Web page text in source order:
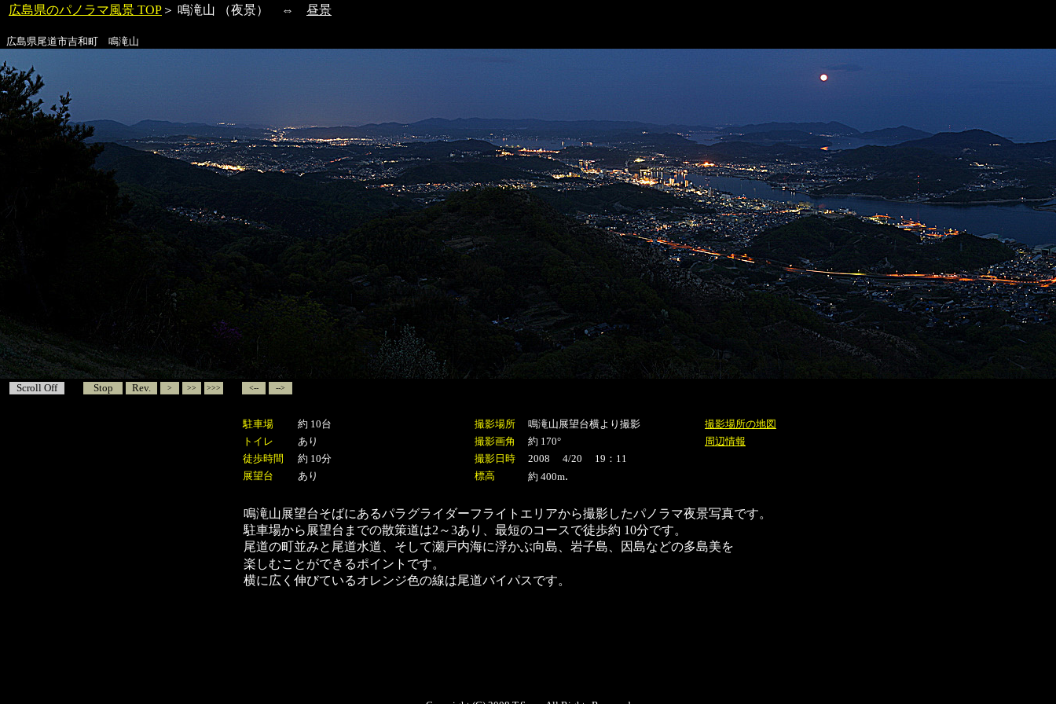
広島県のパノラマ風景 TOP ＞ 鳴滝山 （夜景） ⇔ 昼景
広島県尾道市吉和町 鳴滝山
Scroll Off Stop Rev. > >> >>> <-- -->
駐車場 約 10台 撮影場所 鳴滝山展望台横より撮影
撮影場所の地図
トイレ
あり 撮影画角 約 170°
周辺情報
徒歩時間
約 10分 撮影日時
2008 4/20 19：11
展望台
あり 標高 約 400m.
鳴滝山展望台そばにあるパラグライダーフライトエリアから撮影したパノラマ夜景写真です。
駐車場から展望台までの散策道は2～3あり、最短のコースで徒歩約 10分です。
尾道の町並みと尾道水道、そして瀬戸内海に浮かぶ向島、岩子島、因島などの多島美を
楽しむことができるポイントです。
横に広く伸びているオレンジ色の線は尾道バイパスです。